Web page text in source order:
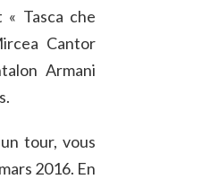
« Tasca che
Cantor
Armani
tour, vous
2016. En